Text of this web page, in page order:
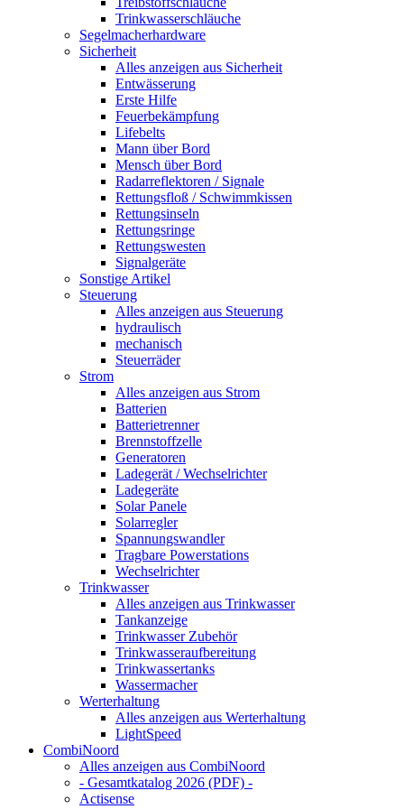
Trinkwasserschläuche
Segelmacherhardware
Sicherheit
Alles anzeigen aus Sicherheit
Entwässerung
Erste Hilfe
Feuerbekämpfung
Lifebelts
Mann über Bord
Mensch über Bord
Radarreflektoren / Signale
Rettungsfloß / Schwimmkissen
Rettungsinseln
Rettungsringe
Rettungswesten
Signalgeräte
Sonstige Artikel
Steuerung
Alles anzeigen aus Steuerung
hydraulisch
mechanisch
Steuerräder
Strom
Alles anzeigen aus Strom
Batterien
Batterietrenner
Brennstoffzelle
Generatoren
Ladegerät / Wechselrichter
Ladegeräte
Solar Panele
Solarregler
Spannungswandler
Tragbare Powerstations
Wechselrichter
Trinkwasser
Alles anzeigen aus Trinkwasser
Tankanzeige
Trinkwasser Zubehör
Trinkwasseraufbereitung
Trinkwassertanks
Wassermacher
Werterhaltung
Alles anzeigen aus Werterhaltung
LightSpeed
CombiNoord
Alles anzeigen aus CombiNoord
- Gesamtkatalog 2026 (PDF) -
Actisense